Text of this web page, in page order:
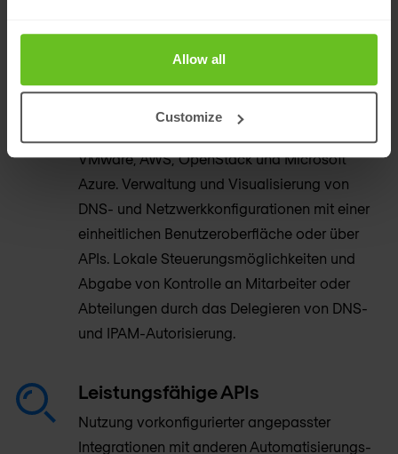
Allow all
Customize
Cloud-ready DDI
Automatisierte Bereitstellung von DNS-
Records und IP-Adressen für virtuelle
Maschinen mit vorkonfigurierten Integrationen
VMware, AWS, OpenStack und Microsoft
Azure. Verwaltung und Visualisierung von
DNS- und Netzwerkkonfigurationen mit einer
einheitlichen Benutzeroberfläche oder über
APIs. Lokale Steuerungsmöglichkeiten und
Abgabe von Kontrolle an Mitarbeiter oder
Abteilungen durch das Delegieren von DNS-
und IPAM-Autorisierung.
Leistungsfähige APIs
Nutzung vorkonfigurierter angepasster
Integrationen mit anderen Automatisierungs-